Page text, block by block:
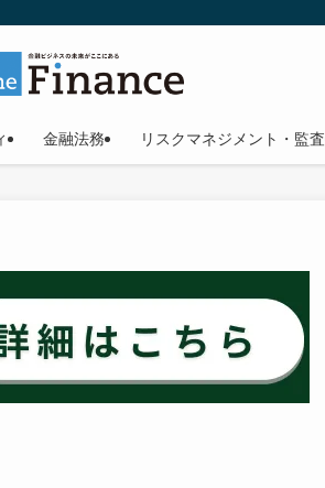
金融法務 リスクマネジメント・監査